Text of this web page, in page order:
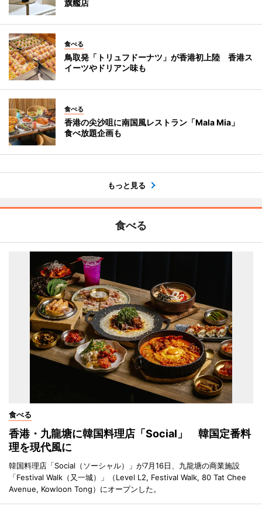
旗艦店
食べる
鳥取発「トリュフドーナツ」が香港初上陸 香港ス
イーツやドリアン味も
食べる
香港の尖沙咀に南国風レストラン「Mala Mia」
食べ放題企画も
もっと見る
食べる
食べる
香港・九龍塘に韓国料理店「Social」 韓国定番料
理を現代風に
韓国料理店「Social（ソーシャル）」が7月16日、九龍塘の商業施設
「Festival Walk（又一城）」（Level L2, Festival Walk, 80 Tat Chee
Avenue, Kowloon Tong）にオープンした。